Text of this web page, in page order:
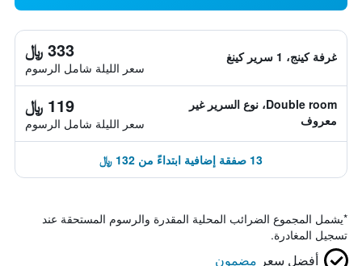
غرفة كينج، 1 سرير كينغ 333 ﷼
سعر الليلة شامل الرسوم
Double room، نوع السرير غير
معروف
119 ﷼
سعر الليلة شامل الرسوم
13 صفقة إضافية ابتداءً من 132 ﷼
*يشمل المجموع الضرائب المحلية المقدرة والرسوم المستحقة عند
تسجيل المغادرة.
أفضل سعر مضمون